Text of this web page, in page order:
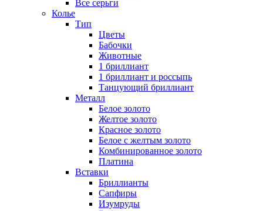
Все серьги
Колье
Тип
Цветы
Бабочки
Животные
1 бриллиант
1 бриллиант и россыпь
Танцующий бриллиант
Металл
Белое золото
Желтое золото
Красное золото
Белое с желтым золото
Комбинированное золото
Платина
Вставки
Бриллианты
Сапфиры
Изумруды